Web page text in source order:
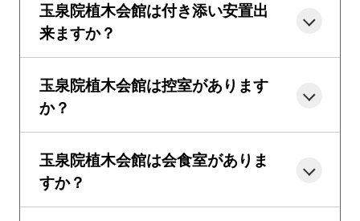
玉泉院植木会館は付き添い安置出
来ますか？
玉泉院植木会館は控室があります
か？
玉泉院植木会館は会食室がありま
すか？